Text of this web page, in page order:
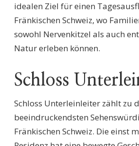
idealen Ziel für einen
Fränkischen Schweiz, wo
sowohl Nervenkitzel als auch
Natur erleben können.
Schloss
Schloss Unterleinleiter zählt zu
beeindruckendsten
Fränkischen Schweiz. Die einst